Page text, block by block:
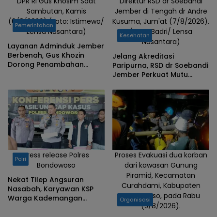
Sambutan, Kamis
(6/8/2026).(Foto: Istimewa/
Lensa Nusantara)
Pemerintahan
Layanan Adminduk Jember
Berbenah, Gus Khozin
Dorong Penambahan
Jember di Tengah dr Andre
Kusuma, Jum'at (7/8/2026).
(Foto: Badri/ Lensa
Nusantara)
Kesehatan
Jelang Akreditasi
Paripurna, RSD dr Soebandi
Jember Perkuat Mutu
Ditingkatkan
Press release Polres
Bondowoso
Polri
Nekat Tilep Angsuran
Nasabah, Karyawan KSP
Warga Kademangan
Proses Evakuasi dua korban
dari kawasan Gunung
Piramid, Kecamatan
Curahdami, Kabupaten
Bondowoso, pada Rabu
(5/8/2026).
Organisasi